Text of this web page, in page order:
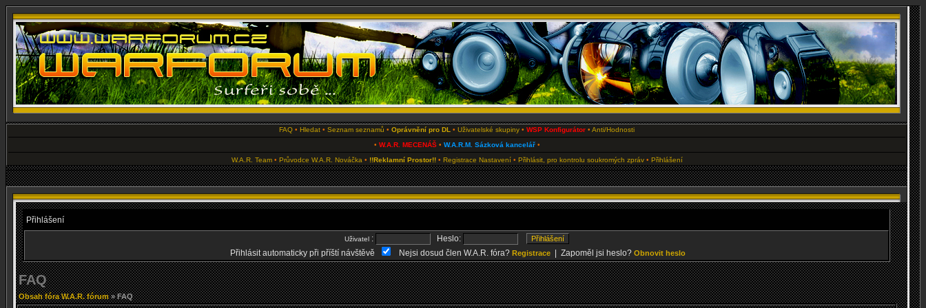
FAQ • Hledat • Seznam seznamů • Oprávnění pro DL • Uživatelské skupiny • WSP Konfigurátor • Anti/Hodnosti
• W.A.R. MECENÁŠ • W.A.R.M. Sázková kancelář •
W.A.R. Team• Průvodce W.A.R. Nováčka • !!Reklamní Prostor!!• Registrace Nastavení• Přihlásit, pro kontrolu soukromých zpráv• Přihlášení
Přihlášení
Uživatel :
Heslo:
Přihlásit automaticky při příští návštěvě
Nejsi dosud člen W.A.R. fóra? Registrace| Zapoměl jsi heslo? Obnovit heslo
FAQ
Obsah fóra W.A.R. fórum» FAQ